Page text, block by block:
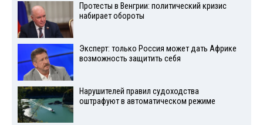
Протесты в Венгрии: политический кризис
набирает обороты
Эксперт: только Россия может дать Африке
возможность защитить себя
Нарушителей правил судоходства
оштрафуют в автоматическом режиме